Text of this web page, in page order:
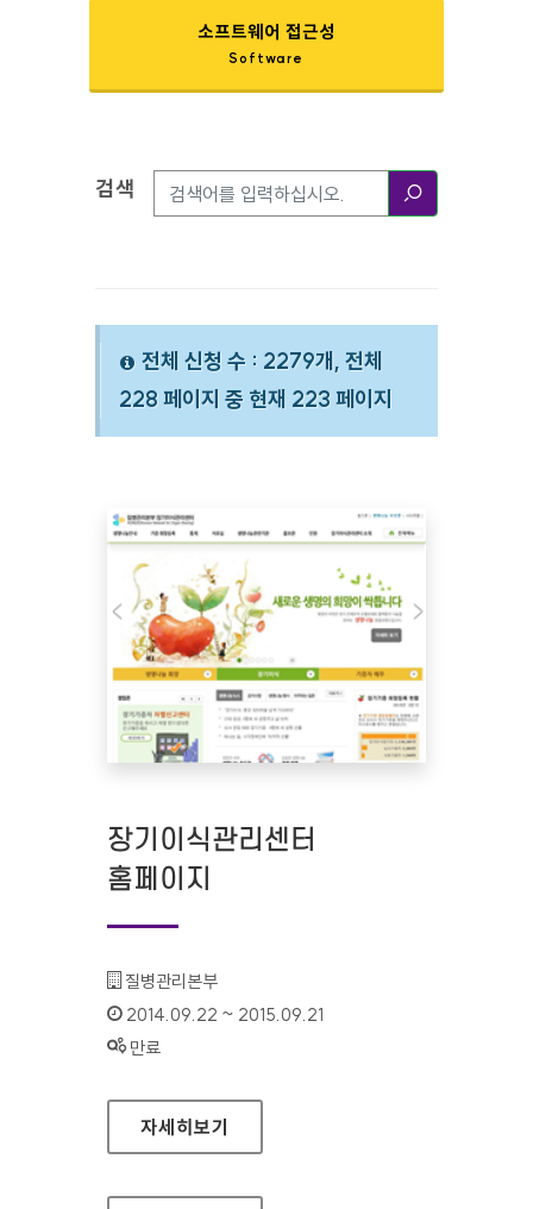
소프트웨어 접근성
Software
검색옵션
검색
전체 신청 수 : 2279개, 전체
228 페이지 중 현재 223 페이지
장기이식관리센터
홈페이지
기관명 :
질병관리본부
인증기간 :
2014.09.22 ~ 2015.09.21
상태 :
만료
장기이식관리센터 홈페이지
자세히보기